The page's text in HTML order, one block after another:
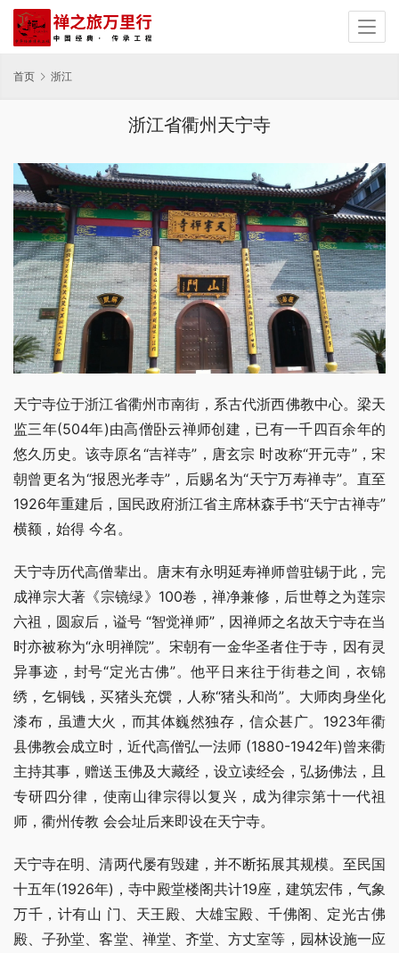
首页 浙江
浙江省衢州天宁寺
天宁寺位于浙江省衢州市南街，系古代浙西佛教中心。梁天
监三年(504年)由高僧卧云禅师创建，已有一千四百余年的
悠久历史。该寺原名“吉祥寺”，唐玄宗 时改称“开元寺”，宋
朝曾更名为“报恩光孝寺”，后赐名为“天宁万寿禅寺”。直至
1926年重建后，国民政府浙江省主席林森手书“天宁古禅寺”
横额，始得 今名。
天宁寺历代高僧辈出。唐末有永明延寿禅师曾驻锡于此，完
成禅宗大著《宗镜绿》100卷，禅净兼修，后世尊之为莲宗
六祖，圆寂后，谥号 “智觉禅师”，因禅师之名故天宁寺在当
时亦被称为“永明禅院”。宋朝有一金华圣者住于寺，因有灵
异事迹，封号“定光古佛”。他平日来往于街巷之间，衣锦
绣，乞铜钱，买猪头充馔，人称“猪头和尚”。大师肉身坐化
漆布，虽遭大火，而其体巍然独存，信众甚广。1923年衢
县佛教会成立时，近代高僧弘一法师 (1880-1942年)曾来衢
主持其事，赠送玉佛及大藏经，设立读经会，弘扬佛法，且
专研四分律，使南山律宗得以复兴，成为律宗第十一代祖
师，衢州传教 会会址后来即设在天宁寺。
天宁寺在明、清两代屡有毁建，并不断拓展其规模。至民国
十五年(1926年)，寺中殿堂楼阁共计19座，建筑宏伟，气象
万千，计有山 门、天王殿、大雄宝殿、千佛阁、定光古佛
殿、子孙堂、客堂、禅堂、齐堂、方丈室等，园林设施一应